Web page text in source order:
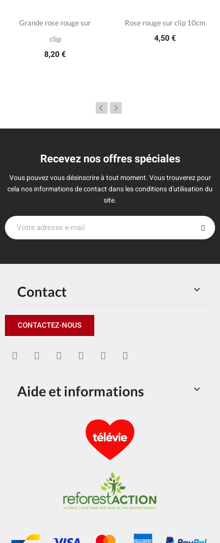
Grande rose rouge sur
clip
8,20 €
Rose rouge sur clip 10cm
4,50 €
Recevez nos offres spéciales
Vous pouvez vous désinscrire à tout moment. Vous trouverez pour
cela nos informations de contact dans les conditions d'utilisation du
site.

Contact
CONTACTEZ-NOUS

Aide et informations